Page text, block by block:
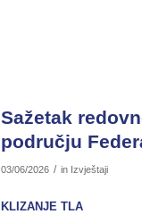
Sažetak
području
03/06/2026 / in Izvještaji
KLIZANJE TLA